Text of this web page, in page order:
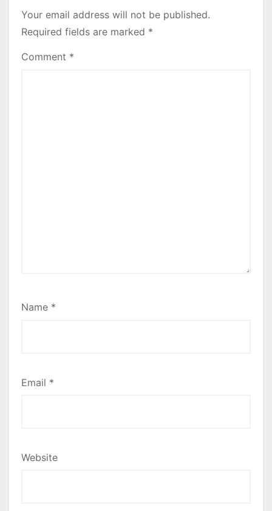
Your email address will not be published.
Required fields are marked *
Comment *
Name *
Email *
Website